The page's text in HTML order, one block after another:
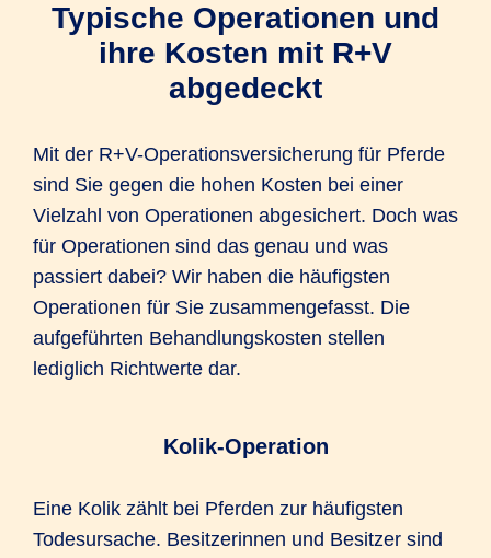
Typische Operationen und
ihre Kosten mit R+V
abgedeckt
Mit der R+V-Operationsversicherung für Pferde
sind Sie gegen die hohen Kosten bei einer
Vielzahl von Operationen abgesichert. Doch was
für Operationen sind das genau und was
passiert dabei? Wir haben die häufigsten
Operationen für Sie zusammengefasst. Die
aufgeführten Behandlungskosten stellen
lediglich Richtwerte dar.
Kolik-Operation
Eine Kolik zählt bei Pferden zur häufigsten
Todesursache. Besitzerinnen und Besitzer sind